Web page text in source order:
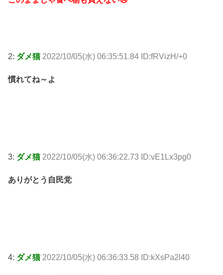
2: ダメ猫 2022/10/05(水) 06:35:51.84 ID:fRVizH/+0
慣れてね～よ
3: ダメ猫 2022/10/05(水) 06:36:22.73 ID:vE1Lx3pg0
ありがとう自民党
4: ダメ猫 2022/10/05(水) 06:36:33.58 ID:kXsPa2l40